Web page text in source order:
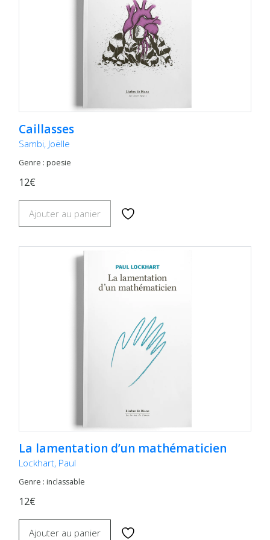
Caillasses
Sambi, Joëlle
Genre : poesie
12€
Ajouter au panier
La lamentation d’un mathématicien
Lockhart, Paul
Genre : inclassable
12€
Ajouter au panier